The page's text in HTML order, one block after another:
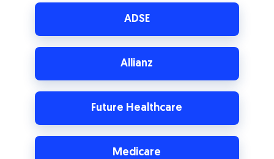
ADSE
Allianz
Future Healthcare
Medicare